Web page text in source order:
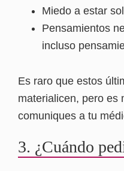
Miedo a estar
Pensamientos
incluso
Es raro que estos
materialicen, pero es
comuniques a tu
3. ¿Cuándo